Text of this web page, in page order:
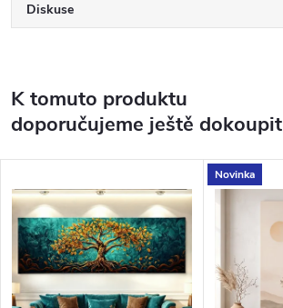
Diskuse
K tomuto produktu
doporučujeme ještě dokoupit
Novinka